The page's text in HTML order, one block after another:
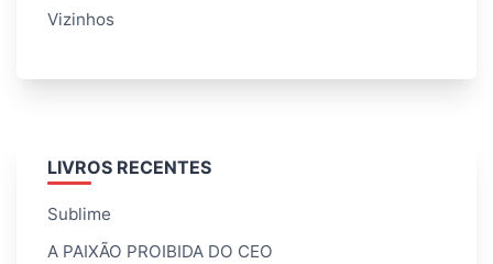
Vizinhos
LIVROS RECENTES
Sublime
A PAIXÃO PROIBIDA DO CEO